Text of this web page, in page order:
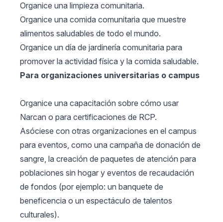
Organice una limpieza comunitaria.
Organice una comida comunitaria que muestre
alimentos saludables de todo el mundo.
Organice un día de jardinería comunitaria para
promover la actividad física y la comida saludable.
Para organizaciones universitarias o campus
Organice una capacitación sobre cómo usar
Narcan o para certificaciones de RCP.
Asóciese con otras organizaciones en el campus
para eventos, como una campaña de donación de
sangre, la creación de paquetes de atención para
poblaciones sin hogar y eventos de recaudación
de fondos (por ejemplo: un banquete de
beneficencia o un espectáculo de talentos
culturales).